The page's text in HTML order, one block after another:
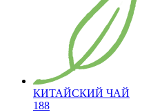
КИТАЙСКИЙ ЧАЙ
188